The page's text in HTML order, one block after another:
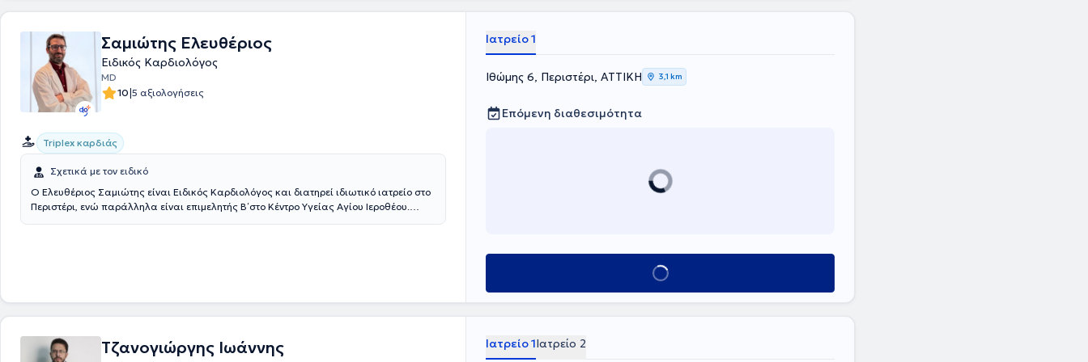
συμμετέχει σε συνέδρια ως ομιλητής και έχει αξιοσημείωτη κοινωνική προσφορά.
Σαμιώτης Ελευθέριος
Ειδικός Καρδιολόγος
MD
10|5 αξιολογήσεις
Triplex καρδιάς
Σχετικά με τον ειδικό
Ο Ελευθέριος Σαμιώτης είναι Ειδικός Καρδιολόγος και διατηρεί ιδιωτικό ιατρείο στο
Περιστέρι, ενώ παράλληλα είναι επιμελητής Β΄ στο Κέντρο Υγείας Αγίου Ιεροθέου.
θεραπείας καρδιαγγειακών παθήσεων αξιοποιώντας τις τελευταίες επιστημονικές
εξελίξεις.
Ιατρείο 1
Ιθώμης 6, Περιστέρι, ΑΤΤΙΚΗ 3,1 km
Επόμενη διαθεσιμότητα
Κλείσε ραντεβού
Τζανογιώργης Ιωάννης Ιατρείο 1Ιατρείο 2